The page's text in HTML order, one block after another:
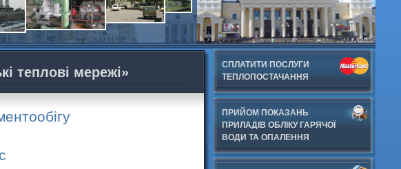
СПЛАТИТИ ПОСЛУГИ
ТЕПЛОПОСТАЧАННЯ
ПРИЙОМ ПОКАЗАНЬ
ПРИЛАДІВ ОБЛІКУ ГАРЯЧОЇ
ВОДИ ТА ОПАЛЕННЯ
теплові мережі»